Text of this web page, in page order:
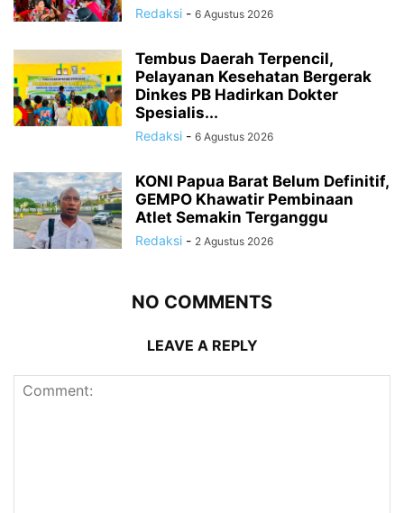
Redaksi - 6 Agustus 2026
Tembus Daerah Terpencil,
Pelayanan Kesehatan Bergerak
Dinkes PB Hadirkan Dokter
Spesialis...
Redaksi - 6 Agustus 2026
KONI Papua Barat Belum Definitif,
GEMPO Khawatir Pembinaan
Atlet Semakin Terganggu
Redaksi - 2 Agustus 2026
NO COMMENTS
LEAVE A REPLY